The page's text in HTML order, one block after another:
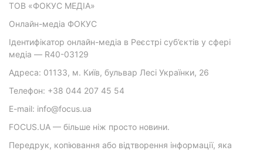
ТОВ «ФОКУС МЕДІА»
Онлайн-медіа ФОКУС
Ідентифікатор онлайн-медіа в Реєстрі суб’єктів у сфері
медіа — R40-03129
Адреса: 01133, м. Київ, бульвар Лесі Українки, 26
Телефон: +38 044 207 45 54
E-mail: info@focus.ua
FOCUS.UA — більше ніж просто новини.
Передрук, копіювання або відтворення інформації, яка